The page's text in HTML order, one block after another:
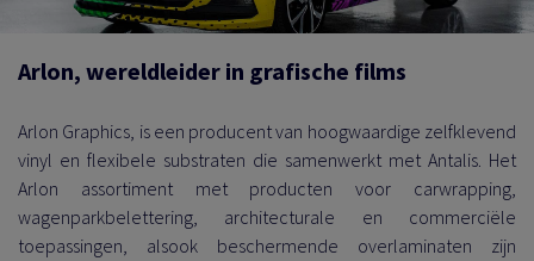
Arlon, wereldleider in grafische films
Arlon Graphics, is een producent van hoogwaardige zelfklevend
vinyl en flexibele substraten die samenwerkt met Antalis. Het
Arlon assortiment met producten voor carwrapping,
wagenparkbelettering, architecturale en commerciële
toepassingen, alsook beschermende overlaminaten zijn